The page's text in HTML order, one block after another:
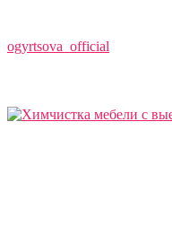
ogyrtsova_official